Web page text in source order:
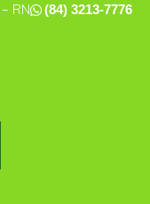
RN (84) 3213-7776